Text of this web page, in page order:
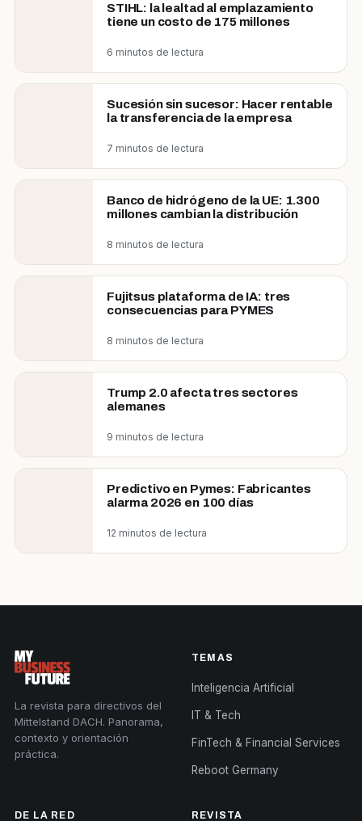
STIHL: la lealtad al emplazamiento
tiene un costo de 175 millones
6 minutos de lectura
Sucesión sin sucesor: Hacer rentable
la transferencia de la empresa
7 minutos de lectura
Banco de hidrógeno de la UE: 1.300
millones cambian la distribución
8 minutos de lectura
Fujitsus plataforma de IA: tres
consecuencias para PYMES
8 minutos de lectura
Trump 2.0 afecta tres sectores
alemanes
9 minutos de lectura
Predictivo en Pymes: Fabricantes
alarma 2026 en 100 días
12 minutos de lectura
La revista para directivos del
Mittelstand DACH. Panorama,
contexto y orientación
práctica.
TEMAS
Inteligencia Artificial
IT & Tech
FinTech & Financial Services
Reboot Germany
DE LA RED REVISTA